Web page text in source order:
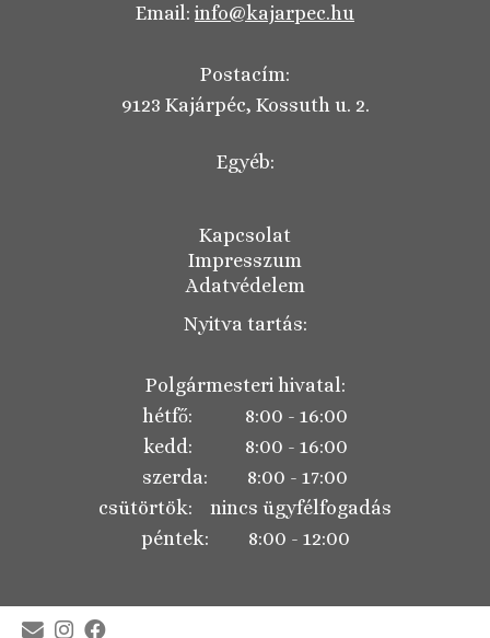
Email: info@kajarpec.hu
Postacím:
9123 Kajárpéc, Kossuth u. 2.
Egyéb:
Kapcsolat
Impresszum
Adatvédelem
Nyitva tartás:
Polgármesteri hivatal:
hétfő: 8:00 - 16:00
kedd: 8:00 - 16:00
szerda: 8:00 - 17:00
csütörtök: nincs ügyfélfogadás
péntek: 8:00 - 12:00